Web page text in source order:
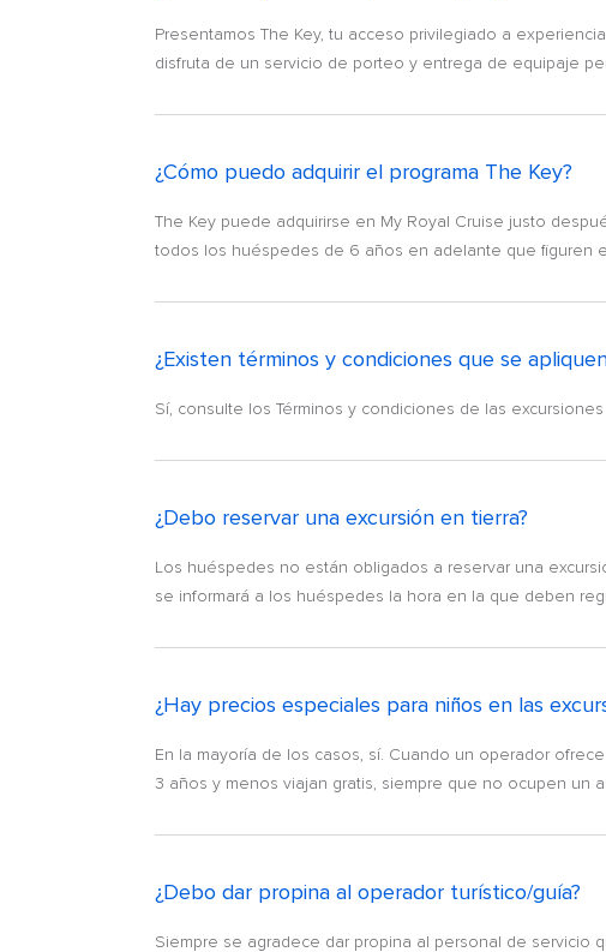
Presentamos The Key, tu acceso privilegiado a
disfruta de un servicio de porteo y entrega de equipaje
¿Cómo puedo adquirir el programa The Key?
The Key puede adquirirse en My Royal Cruise justo
todos los huéspedes de 6 años en adelante que figuren
¿Existen términos y condiciones que se
Sí, consulte los Términos y condiciones de las
¿Debo reservar una excursión en tierra?
Los huéspedes no están obligados a reservar una
se informará a los huéspedes la hora en la que deben
¿Hay precios especiales para niños en las
En la mayoría de los casos, sí. Cuando un operador
3 años y menos viajan gratis, siempre que no ocupen un
¿Debo dar propina al operador turístico/guía?
Siempre se agradece dar propina al personal de servicio